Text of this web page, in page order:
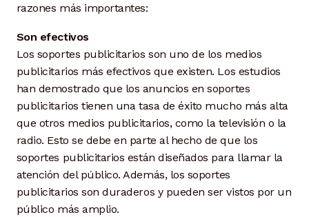
razones más importantes:
Son efectivos
Los soportes publicitarios son uno de los medios
publicitarios más efectivos que existen. Los estudios
han demostrado que los anuncios en soportes
publicitarios tienen una tasa de éxito mucho más alta
que otros medios publicitarios, como la televisión o la
radio. Esto se debe en parte al hecho de que los
soportes publicitarios están diseñados para llamar la
atención del público. Además, los soportes
publicitarios son duraderos y pueden ser vistos por un
público más amplio.